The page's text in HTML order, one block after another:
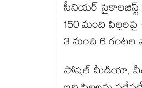
సీనియర్ సైకాలజిస్ట్
150 మంది
3 నుంచి 6 గంటల
సోషల్ మీడియా,